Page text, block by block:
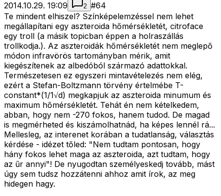
2014.10.29. 19:09
2 #64
Te mindent elhiszel? Színképelemzéssel nem lehet
megállapítani egy aszteroida hőmérsékletét, citroface
egy troll (a másik topicban éppen a holraszállás
trollkodja.). Az aszteroidák hőmérsékletét nem meglepő
módon infravörös tartományban mérik, amit
kiegészítenek az albedóból származó adattokkal.
Természetesen ez egyszeri mintavételezés nem elég,
ezért a Stefan-Boltzmann törvény értelmébe T-
constant*(1/1√d) megkapjuk az aszteroida minumum és
maximum hőmérsékletét. Tehát én nem kételkedem,
abban, hogy nem -270 fokos, hanem tudod. De magad
is megmérheted és kiszámolhatnád, ha képes lennél rá...
Mellesleg, az interenet korában a tudatlanság, választás
kérdése - idézet tőled: "Nem tudtam pontosan, hogy
hány fokos lehet maga az aszteroida, azt tudtam, hogy
az űr annyi"! De nyugodtan személyeskedj tovább, mást
úgy sem tudsz hozzátenni ahhoz amit írok, az meg
hidegen hagy.